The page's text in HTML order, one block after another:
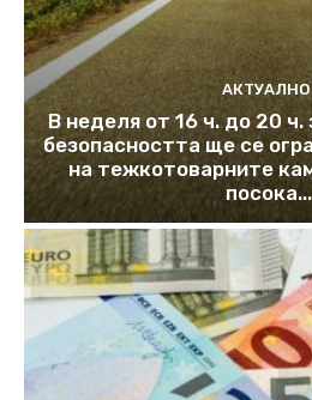
АКТУАЛНО
В неделя от 16 ч. до 20
безопасността ще се
на тежкотоварните
посока...